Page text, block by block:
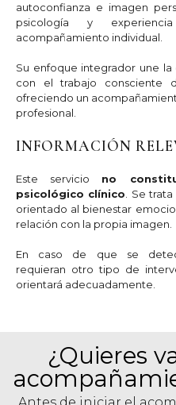
autoconfianza e imagen
psicología y
acompañamiento individual.
Su enfoque integrador une
con el trabajo consciente
ofreciendo un
profesional.
INFORMACIÓN
Este servicio no
psicológico clínico. Se
orientado al bienestar
relación con la propia imagen.
En caso de que se
requieran otro tipo de
orientará adecuadamente.
¿Quieres